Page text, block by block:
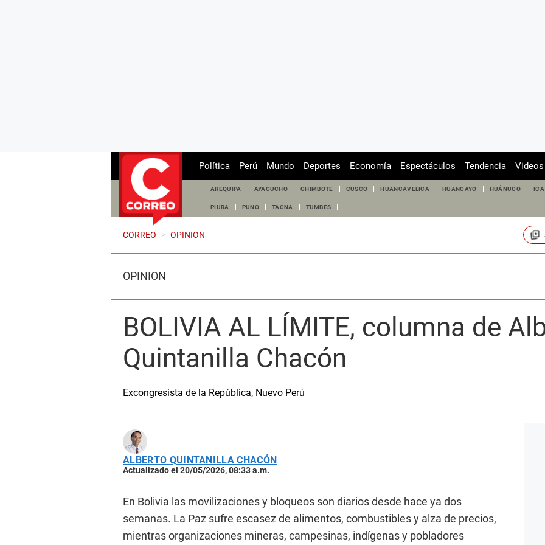
Política Perú Mundo Deportes Economía Espectáculos Tendencia Videos
AREQUIPA AYACUCHO CHIMBOTE CUSCO HUANCAVELICA HUANCAYO HUÁNUCO ICA
PIURA PUNO TACNA TUMBES
CORREO > OPINION
OPINIÓN
BOLIVIA AL LÍMITE, columna de
Quintanilla Chacón
Excongresista de la República, Nuevo Perú
ALBERTO QUINTANILLA CHACÓN
Actualizado el 20/05/2026, 08:33 a.m.
En Bolivia las movilizaciones y bloqueos son diarios desde hace ya dos
semanas. La Paz sufre escasez de alimentos, combustibles y alza de precios,
mientras organizaciones mineras, campesinas, indígenas y pobladores